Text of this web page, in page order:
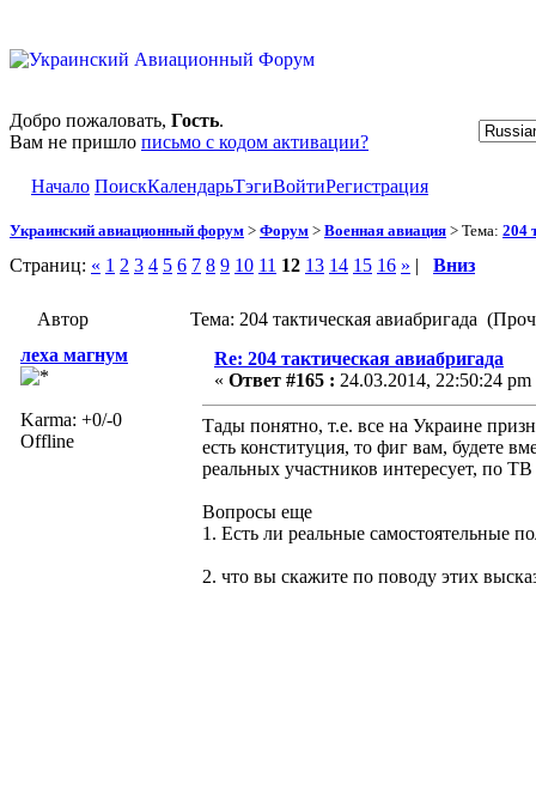
Добро пожаловать, Гость.
Вам не пришло письмо с кодом активации?
Начало ПоискКалендарьТэгиВойтиРегистрация
Украинский авиационный форум > Форум > Военная авиация > Тема: 204
Страниц: « 1 2 3 4 5 6 7 8 9 10 11 12 13 14 15 16 » | Вниз
Автор
Тема: 204 тактическая авиабригада
леха магнум
Karma: +0/-0
Offline
Re: 204 тактическая авиабригада
« Ответ #165 : 24.03.2014, 22:50:24 pm
Тады понятно, т.е. все на Украине
есть конституция, то фиг вам, будете
реальных участников интересует, по
Вопросы еще
1. Есть ли реальные самостоятельные
2. что вы скажите по поводу этих